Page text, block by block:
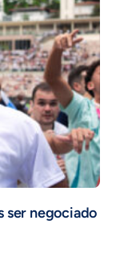
ser negociado